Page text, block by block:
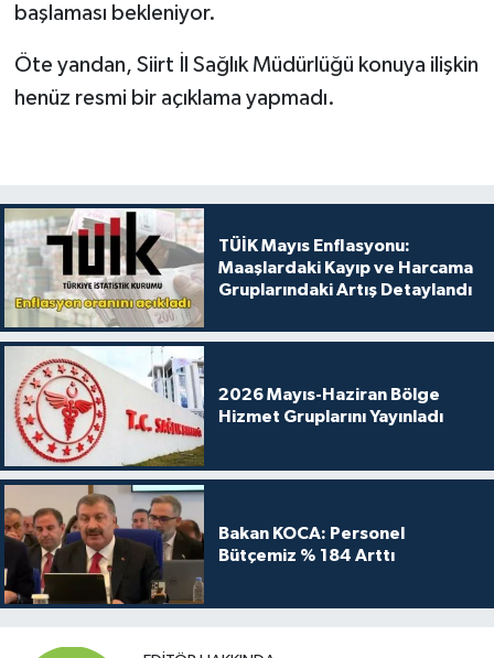
başlaması bekleniyor.
Öte yandan, Siirt İl Sağlık Müdürlüğü konuya ilişkin
henüz resmi bir açıklama yapmadı.
TÜİK Mayıs Enflasyonu:
Maaşlardaki Kayıp ve Harcama
Gruplarındaki Artış Detaylandı
2026 Mayıs-Haziran Bölge
Hizmet Gruplarını Yayınladı
Bakan KOCA: Personel
Bütçemiz % 184 Arttı